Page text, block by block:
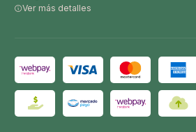
Ver más detalles